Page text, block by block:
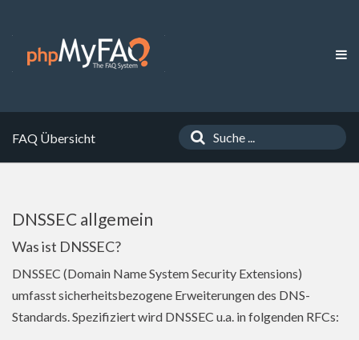
FAQ Übersicht
DNSSEC allgemein
Was ist DNSSEC?
DNSSEC (Domain Name System Security Extensions)
umfasst sicherheitsbezogene Erweiterungen des DNS-
Standards. Spezifiziert wird DNSSEC u.a. in folgenden RFCs: